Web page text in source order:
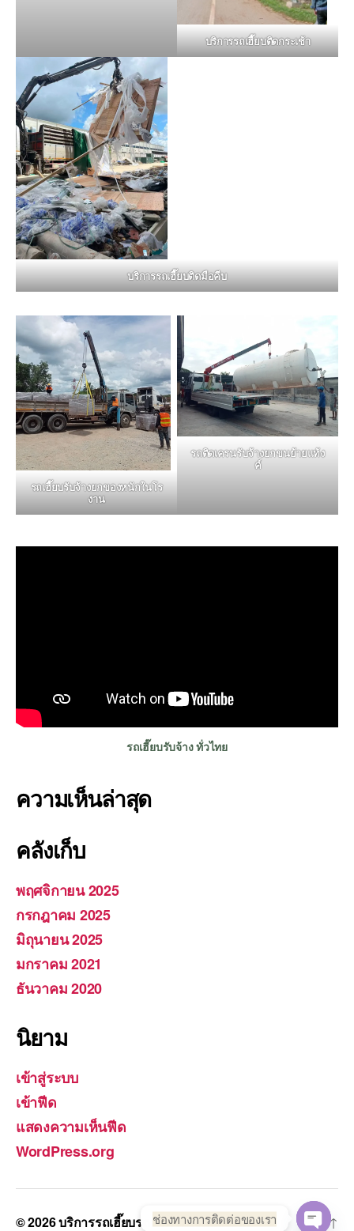
บริการรถเฮี๊ยบติดกระเช้า
บริการรถเฮี๊ยบติดมือคีบ
รถเฮี๊ยบรับจ้างยกของหนักในโร
งาน
รถติดเครนรับจ้างยกขนย้ายแท้ง
ค์
รถเฮี๊ยบรับจ้าง ทั่วไทย
ความเห็นล่าสุด
คลังเก็บ
พฤศจิกายน 2025
กรกฎาคม 2025
มิถุนายน 2025
มกราคม 2021
ธันวาคม 2020
นิยาม
เข้าสู่ระบบ
เข้าฟีด
แสดงความเห็นฟีด
WordPress.org
© 2026บริการรถเฮี๊ยบรถยกทั่วประเทศ.com Up↑
ช่องทางการติดต่อของเรา